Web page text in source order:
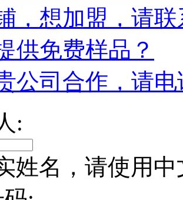
，想加盟，请
供免费样品？
公司合作，请
:
姓名，请使用中